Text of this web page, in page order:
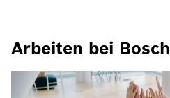
Arbeiten bei Bosch